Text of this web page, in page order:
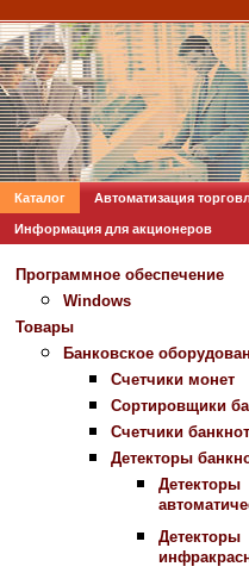
Каталог Автоматизация
Информация для акционеров
Программное обеспечение
Windows
Товары
Банковское
Счетчики монет
Сортировщики
Счетчики банкнот
Детекторы
Детекторы
Детекторы